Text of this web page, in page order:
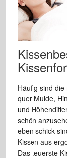
Häufig sind
quer Mulde,
und
schön
eben schick
Kissen aus
Das teuerste